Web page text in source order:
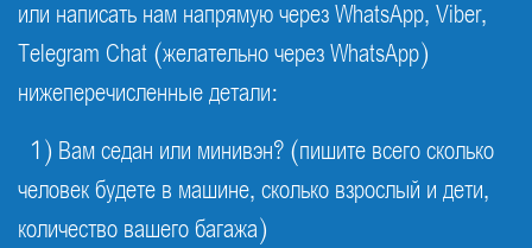
или написать нам напрямую через WhatsApp, Viber,
Telegram Chat (желательно через WhatsApp)
нижеперечисленные детали:
1) Вам седан или минивэн? (пишите всего сколько
человек будете в машине, сколько взрослый и дети,
количество вашего багажа)